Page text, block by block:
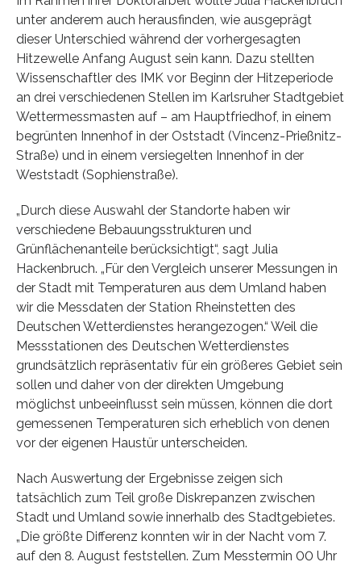
unter anderem auch herausfinden, wie ausgeprägt
dieser Unterschied während der vorhergesagten
Hitzewelle Anfang August sein kann. Dazu stellten
Wissenschaftler des IMK vor Beginn der Hitzeperiode
an drei verschiedenen Stellen im Karlsruher Stadtgebiet
Wettermessmasten auf – am Hauptfriedhof, in einem
begrünten Innenhof in der Oststadt (Vincenz-Prießnitz-
Straße) und in einem versiegelten Innenhof in der
Weststadt (Sophienstraße).
„Durch diese Auswahl der Standorte haben wir
verschiedene Bebauungsstrukturen und
Grünflächenanteile berücksichtigt“, sagt Julia
Hackenbruch. „Für den Vergleich unserer Messungen in
der Stadt mit Temperaturen aus dem Umland haben
wir die Messdaten der Station Rheinstetten des
Deutschen Wetterdienstes herangezogen.“ Weil die
Messstationen des Deutschen Wetterdienstes
grundsätzlich repräsentativ für ein größeres Gebiet sein
sollen und daher von der direkten Umgebung
möglichst unbeeinflusst sein müssen, können die dort
gemessenen Temperaturen sich erheblich von denen
vor der eigenen Haustür unterscheiden.
Nach Auswertung der Ergebnisse zeigen sich
tatsächlich zum Teil große Diskrepanzen zwischen
Stadt und Umland sowie innerhalb des Stadtgebietes.
„Die größte Differenz konnten wir in der Nacht vom 7.
auf den 8. August feststellen. Zum Messtermin 00 Uhr